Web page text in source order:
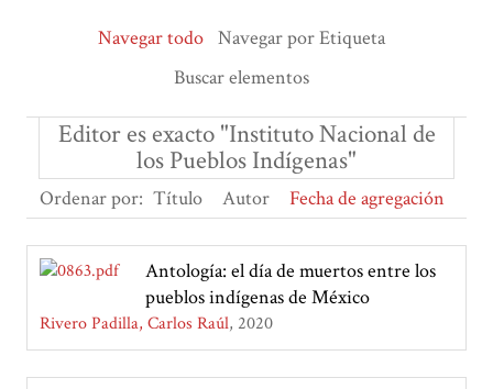
Navegar todo Navegar por Etiqueta
Buscar elementos
Editor es exacto "Instituto Nacional de
los Pueblos Indígenas"
Ordenar por: Título Autor Fecha de agregación
Antología: el día de muertos entre los
pueblos indígenas de México
Rivero Padilla, Carlos Raúl 2020